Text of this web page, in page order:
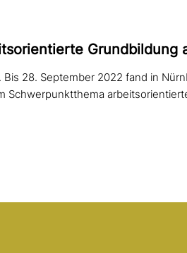
Grundbildung
Bis 28. September 2022 fand in
Schwerpunktthema